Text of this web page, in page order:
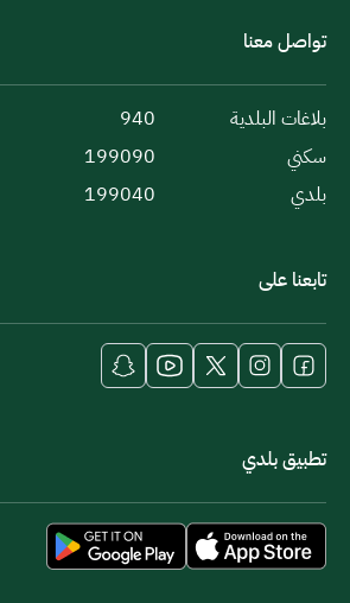
تواصل معنا
بلاغات البلدية
940
سكني
199090
بلدي
199040
تابعنا على
تطبيق بلدي